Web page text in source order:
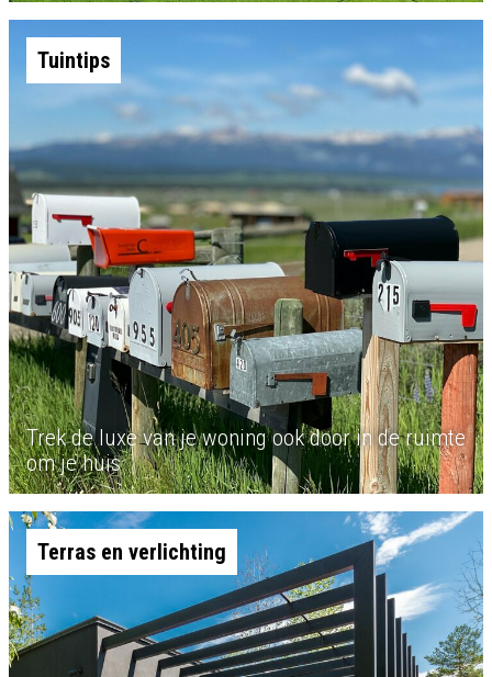
Tuintips
Trek de luxe van je woning ook door in de ruimte
om je huis
Terras en verlichting